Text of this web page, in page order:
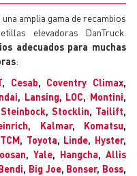
amplia gama de recambios
elevadoras DanTruck.
adecuados para muchas
:
, Cesab, Coventry Climax,
, Lansing, LOC, Montini,
Steinbock, Stocklin, Tailift,
, Kalmar, Komatsu,
TCM, Toyota, Linde, Hyster,
, Yale, Hangcha,Allis
, Big Joe, Bonser, Boss,